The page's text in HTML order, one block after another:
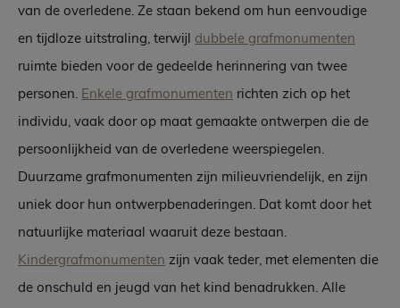
van de overledene. Ze staan bekend om hun eenvoudige
en tijdloze uitstraling, terwijl dubbele grafmonumenten
ruimte bieden voor de gedeelde herinnering van twee
personen. Enkele grafmonumenten richten zich op het
individu, vaak door op maat gemaakte ontwerpen die de
persoonlijkheid van de overledene weerspiegelen.
Duurzame grafmonumenten zijn milieuvriendelijk, en zijn
uniek door hun ontwerpbenaderingen. Dat komt door het
natuurlijke materiaal waaruit deze bestaan.
Kindergrafmonumenten zijn vaak teder, met elementen die
de onschuld en jeugd van het kind benadrukken. Alle